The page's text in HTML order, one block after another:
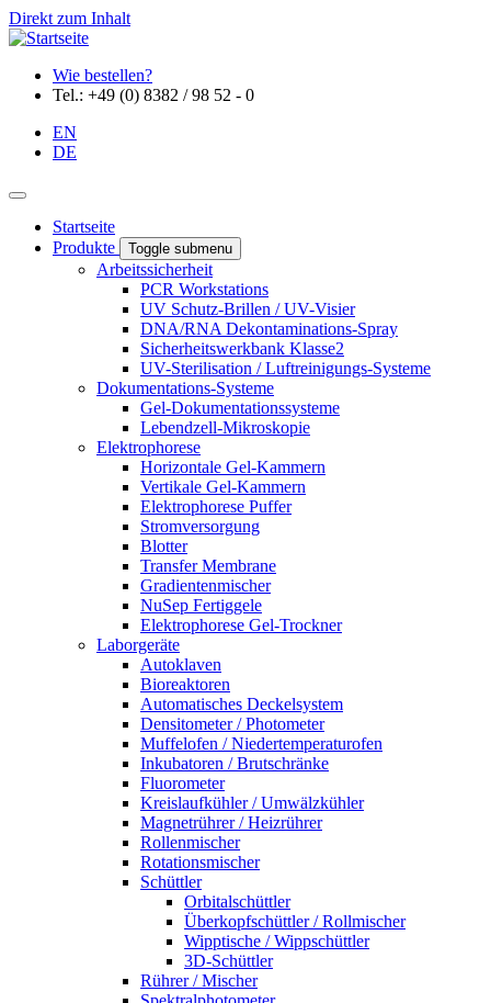
Direkt zum Inhalt
Wie bestellen?
Tel.: +49 (0) 8382 / 98 52 - 0
EN
DE
Startseite
Produkte
Toggle submenu
Arbeitssicherheit
PCR Workstations
UV Schutz-Brillen / UV-Visier
DNA/RNA Dekontaminations-Spray
Sicherheitswerkbank Klasse2
UV-Sterilisation / Luftreinigungs-Systeme
Dokumentations-Systeme
Gel-Dokumentationssysteme
Lebendzell-Mikroskopie
Elektrophorese
Horizontale Gel-Kammern
Vertikale Gel-Kammern
Elektrophorese Puffer
Stromversorgung
Blotter
Transfer Membrane
Gradientenmischer
NuSep Fertiggele
Elektrophorese Gel-Trockner
Laborgeräte
Autoklaven
Bioreaktoren
Automatisches Deckelsystem
Densitometer / Photometer
Muffelofen / Niedertemperaturofen
Inkubatoren / Brutschränke
Fluorometer
Kreislaufkühler / Umwälzkühler
Magnetrührer / Heizrührer
Rollenmischer
Rotationsmischer
Schüttler
Orbitalschüttler
Überkopfschüttler / Rollmischer
Wipptische / Wippschüttler
3D-Schüttler
Rührer / Mischer